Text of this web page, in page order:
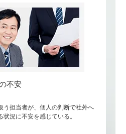
不安
う担当者が、個人の判断で社外へ
況に不安を感じている。